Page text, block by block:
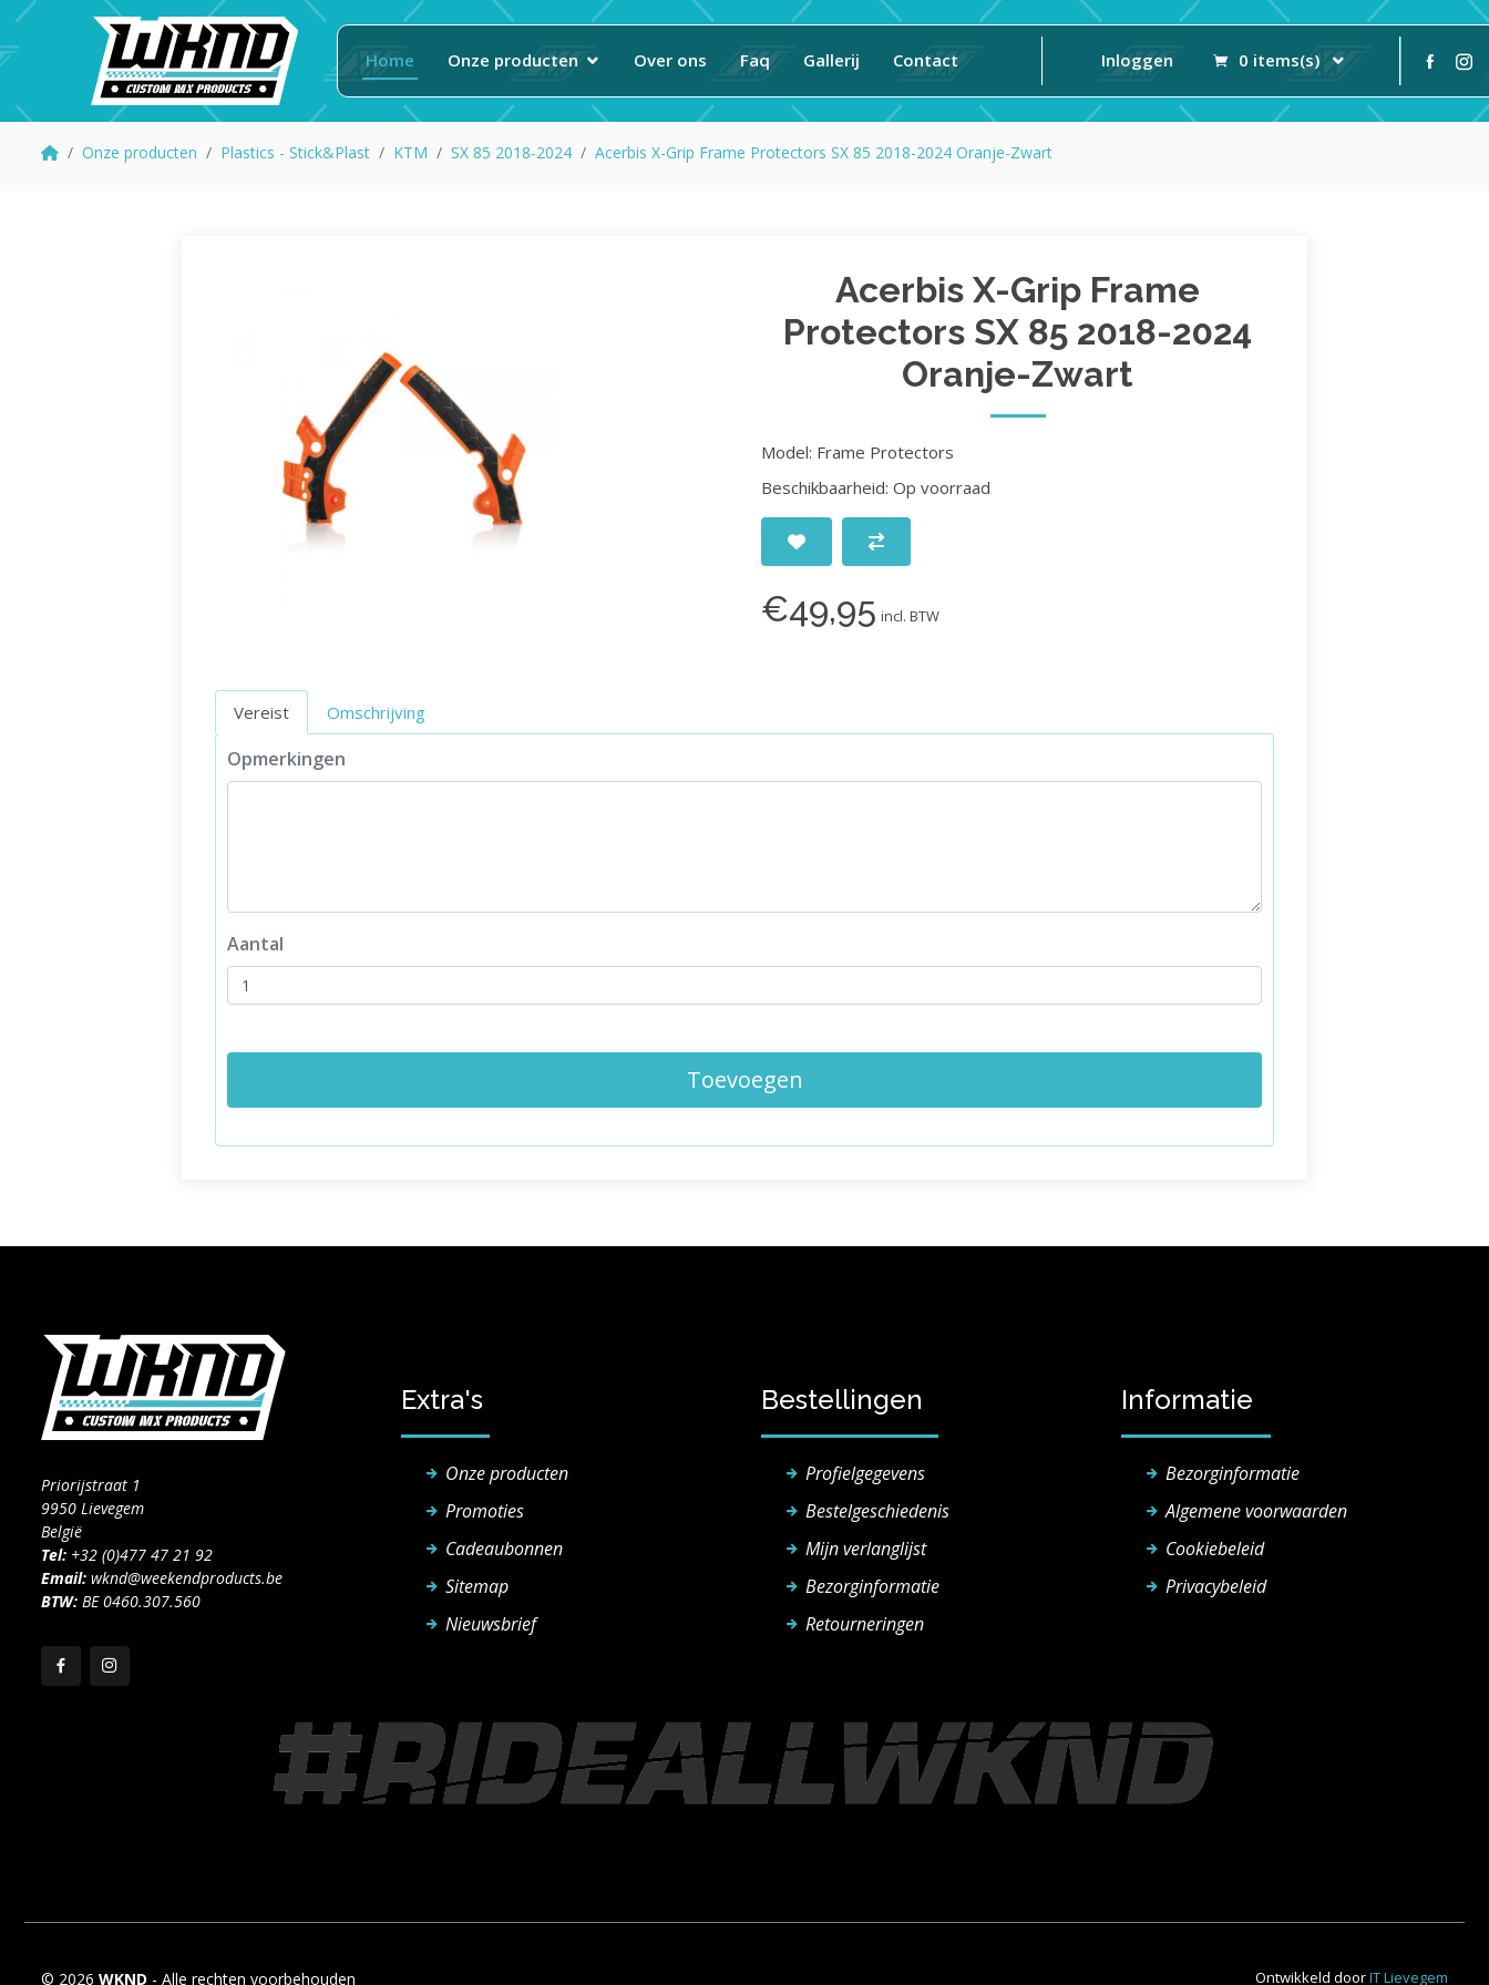
Home Onze producten Over ons Faq Gallerij Contact Inloggen 0 items(s)
Onze producten Plastics - Stick&Plast KTM SX 85 2018-2024 Acerbis X-Grip Frame Protectors SX 85 2018-2024 Oranje-Zwart
Acerbis X-Grip Frame
Protectors SX 85 2018-2024
Oranje-Zwart
Model: Frame Protectors
Beschikbaarheid: Op voorraad
€49,95 incl. BTW
Vereist Omschrijving
Opmerkingen
Aantal
Toevoegen
Priorijstraat 1
9950 Lievegem
België
Tel: +32 (0)477 47 21 92
Email: wknd@weekendproducts.be
BTW: BE 0460.307.560
Extra's
Onze producten
Promoties
Cadeaubonnen
Sitemap
Nieuwsbrief
Bestellingen
Profielgegevens
Bestelgeschiedenis
Mijn verlanglijst
Bezorginformatie
Retourneringen
Informatie
Bezorginformatie
Algemene voorwaarden
Cookiebeleid
Privacybeleid
© 2026 WKND - Alle rechten voorbehouden Ontwikkeld doorIT Lievegem